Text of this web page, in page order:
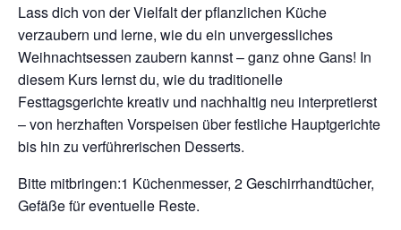
Lass dich von der Vielfalt der pflanzlichen Küche
verzaubern und lerne, wie du ein unvergessliches
Weihnachtsessen zaubern kannst – ganz ohne Gans! In
diesem Kurs lernst du, wie du traditionelle
Festtagsgerichte kreativ und nachhaltig neu interpretierst
– von herzhaften Vorspeisen über festliche Hauptgerichte
bis hin zu verführerischen Desserts.
Bitte mitbringen:1 Küchenmesser, 2 Geschirrhandtücher,
Gefäße für eventuelle Reste.